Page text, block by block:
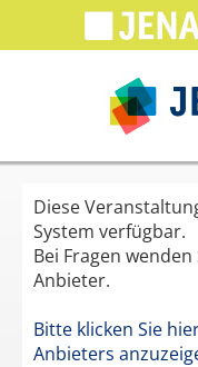
zum
Diese
System verfügbar.
Bei Fragen
Anbieter.
Bitte klicken Sie
Anbieters